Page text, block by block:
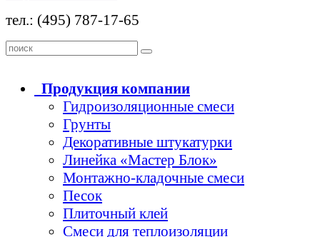
тел.: (495) 787-17-65
Продукция компании
Гидроизоляционные смеси
Грунты
Декоративные штукатурки
Линейка «Мастер Блок»
Монтажно-кладочные смеси
Песок
Плиточный клей
Смеси для теплоизоляции